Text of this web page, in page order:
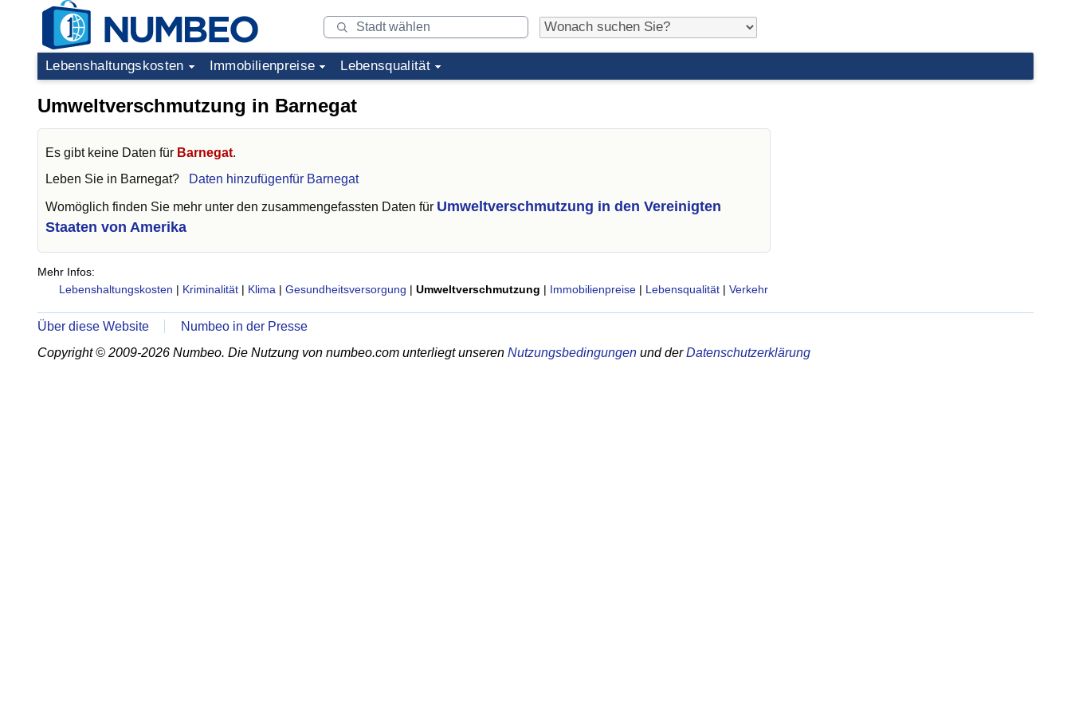
Lebenshaltungskosten Immobilienpreise Lebensqualität
Umweltverschmutzung in Barnegat
Es gibt keine Daten für Barnegat.
Leben Sie in Barnegat? Daten hinzufügenfür Barnegat
Womöglich finden Sie mehr unter den zusammengefassten Daten für Umweltverschmutzung in den Vereinigten
Staaten von Amerika
Mehr Infos:
Lebenshaltungskosten | Kriminalität | Klima | Gesundheitsversorgung | Umweltverschmutzung | Immobilienpreise | Lebensqualität | Verkehr
Über diese Website
Numbeo in der Presse
Copyright © 2009-2026 Numbeo. Die Nutzung von numbeo.com unterliegt unseren Nutzungsbedingungen und derDatenschutzerklärung